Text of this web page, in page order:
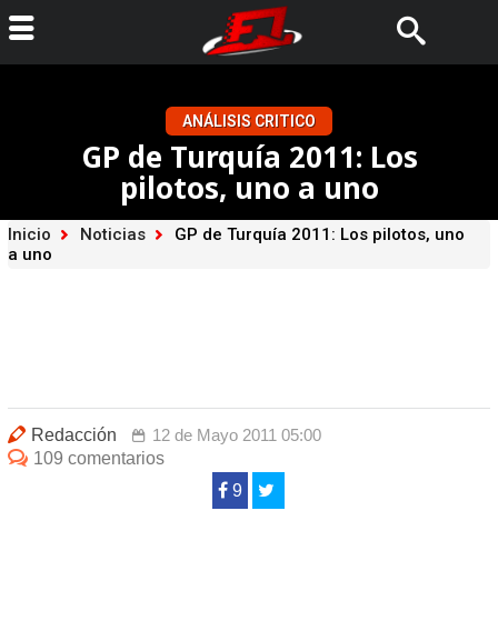
ANÁLISIS CRITICO
GP de Turquía 2011: Los
pilotos, uno a uno
Inicio Noticias
GP de Turquía 2011: Los pilotos, uno
a uno
Redacción
12 de Mayo 2011 05:00
109 comentarios
9